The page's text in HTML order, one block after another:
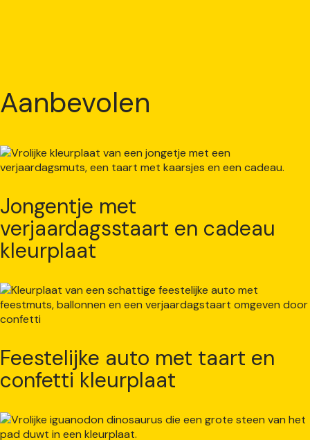
Aanbevolen
Jongentje met
verjaardagsstaart en cadeau
kleurplaat
Feestelijke auto met taart en
confetti kleurplaat